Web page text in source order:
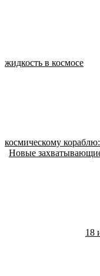
жидкость в космосе
космическому
Новые
18